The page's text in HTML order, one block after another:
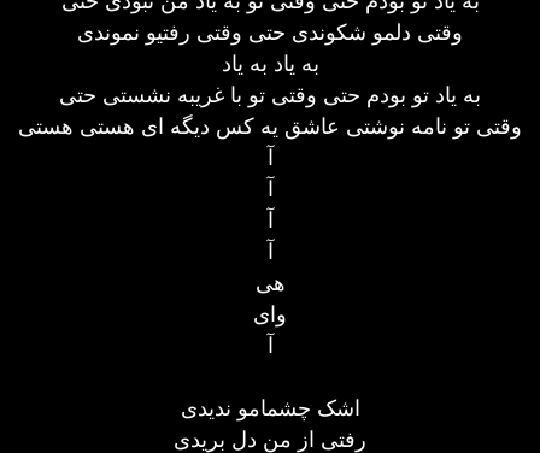
وقتی دلمو شکوندی حتی وقتی رفتیو نموندی
به یاد به یاد
به یاد تو بودم حتی وقتی تو با غریبه نشستی حتی
وقتی تو نامه نوشتی عاشق یه کس دیگه ای هستی هستی
آ
آ
آ
آ
هی
وای
آ
اشک چشمامو ندیدی
رفتی از من دل بریدی